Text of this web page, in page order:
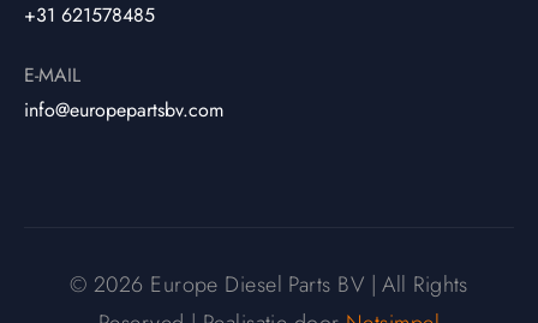
+31 621578485
E-MAIL
info@europepartsbv.com
© 2026 Europe Diesel Parts BV | All Rights